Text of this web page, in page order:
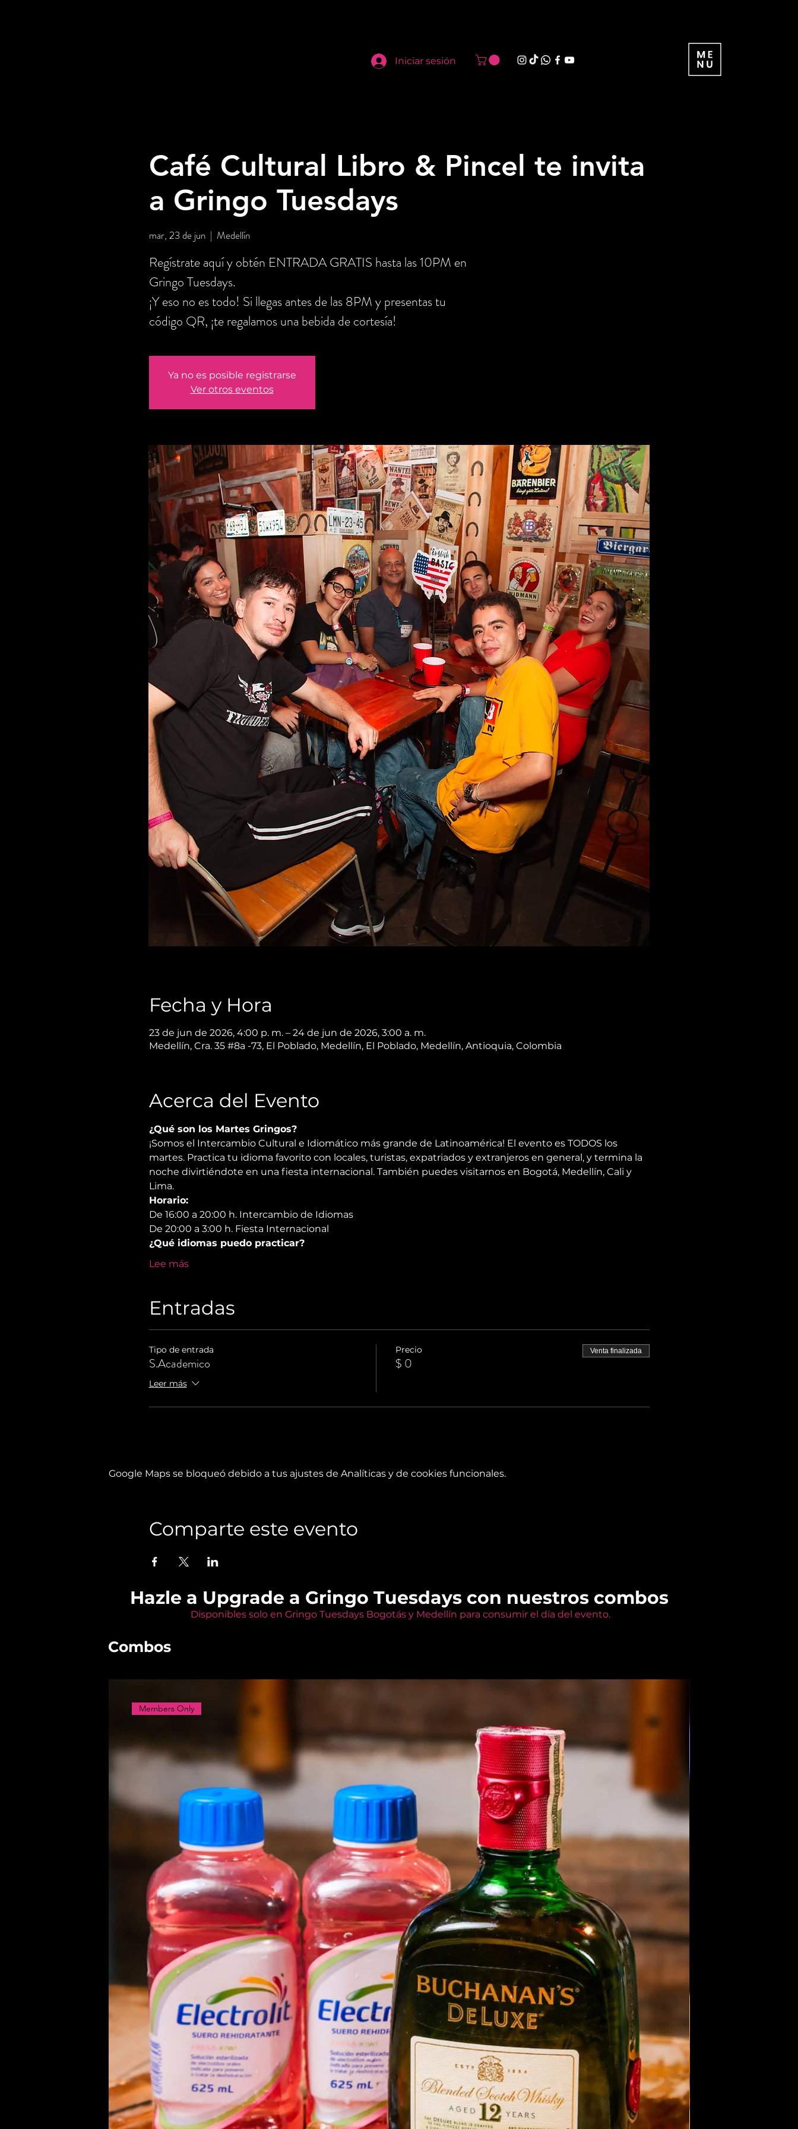
Iniciar sesión
Café Cultural Libro & Pincel te invita
a Gringo Tuesdays
mar, 23 de jun
  |
Medellín
Regístrate aquí y obtén ENTRADA GRATIS hasta las 10PM en
Gringo Tuesdays.
¡Y eso no es todo! Si llegas antes de las 8PM y presentas tu
código QR, ¡te regalamos una bebida de cortesía!
Ya no es posible registrarse
Ver otros eventos
Fecha y Hora
23 de jun de 2026, 4:00 p. m. – 24 de jun de 2026, 3:00 a. m.
Medellín, Cra. 35 #8a -73, El Poblado, Medellín, El Poblado, Medellín, Antioquia, Colombia
Acerca del Evento
¿Qué son los Martes Gringos?
¡Somos el Intercambio Cultural e Idiomático más grande de Latinoamérica! El evento es TODOS los
martes. Practica tu idioma favorito con locales, turistas, expatriados y extranjeros en general, y termina la
noche divirtiéndote en una fiesta internacional. También puedes visitarnos en Bogotá, Medellín, Cali y
Lima.
Horario:
De 16:00 a 20:00 h. Intercambio de Idiomas
De 20:00 a 3:00 h. Fiesta Internacional
¿Qué idiomas puedo practicar?
Lee más
Entradas
Tipo de entrada
S.Academico
Leer más
Precio
$ 0
Venta finalizada
Google Maps se bloqueó debido a tus ajustes de Analíticas y de cookies funcionales.
Comparte este evento
Hazle a Upgrade a Gringo Tuesdays con nuestros combos
Disponibles solo en Gringo Tuesdays Bogotás y Medellín para consumir el día del evento.
Combos
Members Only